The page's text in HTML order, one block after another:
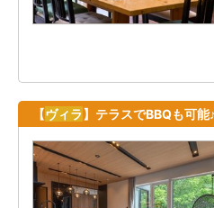
【ヴィラ】テラスでBBQも可能